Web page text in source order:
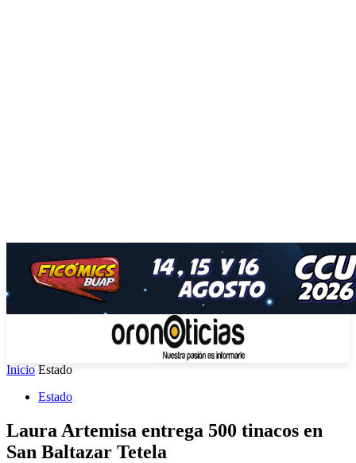
Inicio Estado
Estado
Laura Artemisa entrega 500 tinacos en
San Baltazar Tetela